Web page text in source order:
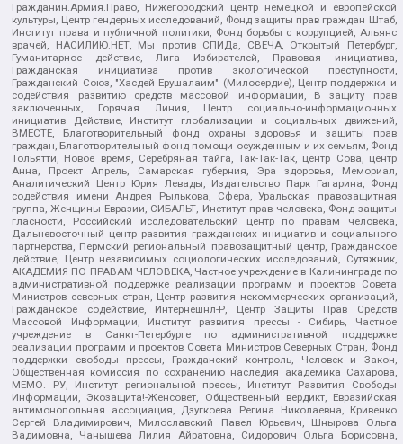
Гражданин.Армия.Право, Нижегородский центр немецкой и европейской
культуры, Центр гендерных исследований, Фонд защиты прав граждан Штаб,
Институт права и публичной политики, Фонд борьбы с коррупцией, Альянс
врачей, НАСИЛИЮ.НЕТ, Мы против СПИДа, СВЕЧА, Открытый Петербург,
Гуманитарное действие, Лига Избирателей, Правовая инициатива,
Гражданская инициатива против экологической преступности,
Гражданский Союз, "Хасдей Ерушалаим" (Милосердие), Центр поддержки и
содействия развитию средств массовой информации, В защиту прав
заключенных, Горячая Линия, Центр социально-информационных
инициатив Действие, Институт глобализации и социальных движений,
ВМЕСТЕ, Благотворительный фонд охраны здоровья и защиты прав
граждан, Благотворительный фонд помощи осужденным и их семьям, Фонд
Тольятти, Новое время, Серебряная тайга, Так-Так-Так, центр Сова, центр
Анна, Проект Апрель, Самарская губерния, Эра здоровья, Мемориал,
Аналитический Центр Юрия Левады, Издательство Парк Гагарина, Фонд
содействия имени Андрея Рылькова, Сфера, Уральская правозащитная
группа, Женщины Евразии, СИБАЛЬТ, Институт прав человека, Фонд защиты
гласности, Российский исследовательский центр по правам человека,
Дальневосточный центр развития гражданских инициатив и социального
партнерства, Пермский региональный правозащитный центр, Гражданское
действие, Центр независимых социологических исследований, Сутяжник,
АКАДЕМИЯ ПО ПРАВАМ ЧЕЛОВЕКА, Частное учреждение в Калининграде по
административной поддержке реализации программ и проектов Совета
Министров северных стран, Центр развития некоммерческих организаций,
Гражданское содействие, Интернешнл-Р, Центр Защиты Прав Средств
Массовой Информации, Институт развития прессы - Сибирь, Частное
учреждение в Санкт-Петербурге по административной поддержке
реализации программ и проектов Совета Министров Северных Стран, Фонд
поддержки свободы прессы, Гражданский контроль, Человек и Закон,
Общественная комиссия по сохранению наследия академика Сахарова,
МЕМО. РУ, Институт региональной прессы, Институт Развития Свободы
Информации, Экозащита!-Женсовет, Общественный вердикт, Евразийская
антимонопольная ассоциация, Дзугкоева Регина Николаевна, Кривенко
Сергей Владимирович, Милославский Павел Юрьевич, Шнырова Ольга
Вадимовна, Чанышева Лилия Айратовна, Сидорович Ольга Борисовна,